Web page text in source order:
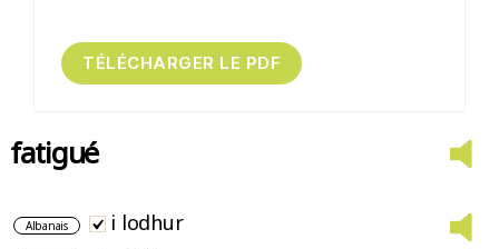
fatigué
Albanais i lodhur